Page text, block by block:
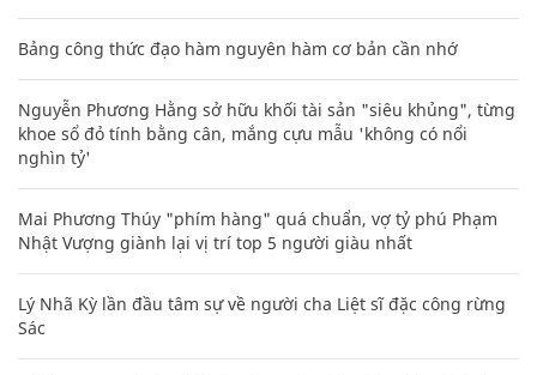
Bảng công thức đạo hàm nguyên hàm cơ bản cần nhớ
Nguyễn Phương Hằng sở hữu khối tài sản "siêu khủng", từng
khoe sổ đỏ tính bằng cân, mắng cựu mẫu 'không có nổi
nghìn tỷ'
Mai Phương Thúy "phím hàng" quá chuẩn, vợ tỷ phú Phạm
Nhật Vượng giành lại vị trí top 5 người giàu nhất
Lý Nhã Kỳ lần đầu tâm sự về người cha Liệt sĩ đặc công rừng
Sác